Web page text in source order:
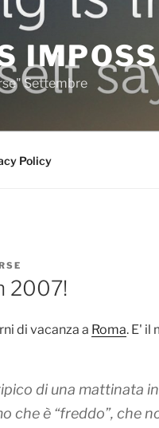
Settembre
Policy
2007!
di vacanza a Roma. E' il
di una mattinata
che è “freddo”, che